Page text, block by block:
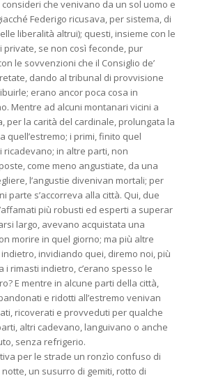
che venivano da un sol uomo e
Federigo ricusava, per sistema, di
liberalità altrui); questi, insieme con le
private, se non così feconde, pur
le sovvenzioni che il Consiglio de’
dando al tribunal di provvisione
erano ancor poca cosa in
Mentre ad alcuni montanari vicini a
per la carità del cardinale, prolungata la
quell’estremo; i primi, finito quel
ricadevano; in altre parti, non
come meno angustiate, da una
l’angustie divenivan mortali; per
parte s’accorreva alla città. Qui, due
più robusti ed esperti a superar
largo, avevano acquistata una
morire in quel giorno; ma più altre
invidiando quei, diremo noi, più
rimasti indietro, c’erano spesso le
E mentre in alcune parti della città,
e ridotti all’estremo venivan
ricoverati e provveduti per qualche
altri cadevano, languivano o anche
senza refrigerio.
per le strade un ronzìo confuso di
un susurro di gemiti, rotto di